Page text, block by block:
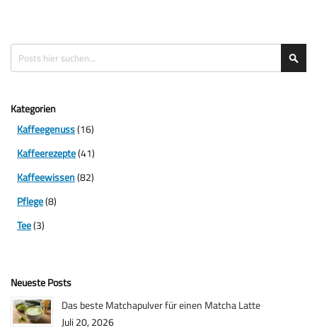
Suche
Kategorien
Kaffeegenuss(16)
Kaffeerezepte(41)
Kaffeewissen(82)
Pflege(8)
Tee(3)
Neueste Posts
Das beste Matchapulver für einen Matcha Latte
Juli 20, 2026